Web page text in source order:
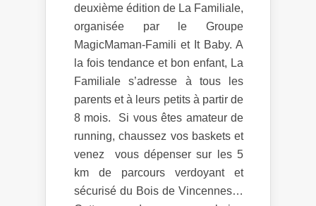
deuxième édition de La Familiale,
organisée par le Groupe
MagicMaman-Famili et It Baby. A
la fois tendance et bon enfant, La
Familiale s’adresse à tous les
parents et à leurs petits à partir de
8 mois. Si vous êtes amateur de
running, chaussez vos baskets et
venez vous dépenser sur les 5
km de parcours verdoyant et
sécurisé du Bois de Vincennes…